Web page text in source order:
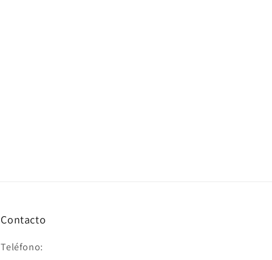
Contacto
Teléfono: